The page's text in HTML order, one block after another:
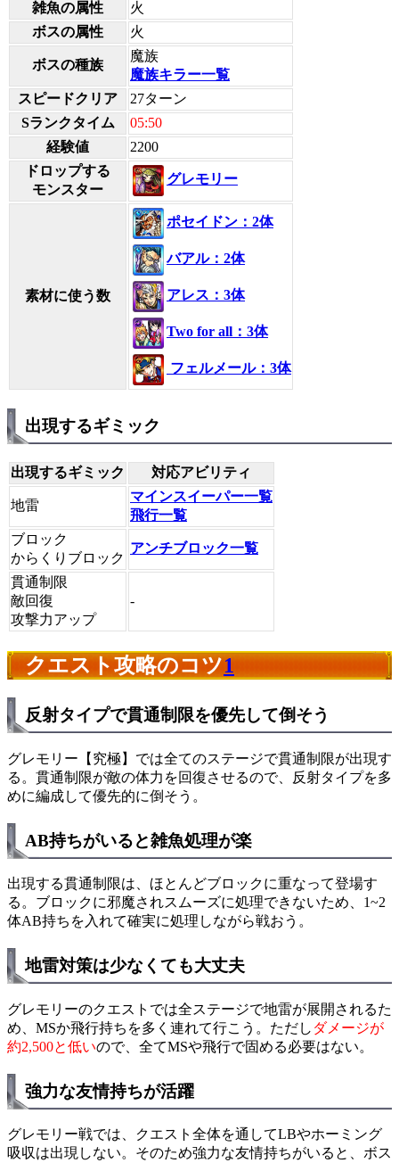
雑魚の属性
火
ボスの属性
火
ボスの種族
魔族
魔族キラー一覧
スピードクリア
27ターン
Sランクタイム
05:50
経験値
2200
ドロップする
モンスター
グレモリー
素材に使う数
ポセイドン：2体
バアル：2体
アレス：3体
Two for all：3体
フェルメール：3体
出現するギミック
出現するギミック 対応アビリティ
地雷
マインスイーパー一覧
飛行一覧
ブロック
からくりブロック
アンチブロック一覧
貫通制限
敵回復
攻撃力アップ
-
クエスト攻略のコツ1
反射タイプで貫通制限を優先して倒そう
グレモリー【究極】では全てのステージで貫通制限が出現す
る。貫通制限が敵の体力を回復させるので、反射タイプを多
めに編成して優先的に倒そう。
AB持ちがいると雑魚処理が楽
出現する貫通制限は、ほとんどブロックに重なって登場す
る。ブロックに邪魔されスムーズに処理できないため、1~2
体AB持ちを入れて確実に処理しながら戦おう。
地雷対策は少なくても大丈夫
グレモリーのクエストでは全ステージで地雷が展開されるた
め、MSか飛行持ちを多く連れて行こう。ただし ダメージが
約2,500と低いので、全てMSや飛行で固める必要はない。
強力な友情持ちが活躍
グレモリー戦では、クエスト全体を通してLBやホーミング
吸収は出現しない。そのため強力な友情持ちがいると、ボス